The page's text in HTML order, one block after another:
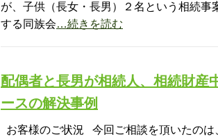
が、子供（長女・長男）２名という相続
する同族会…続きを読む
配偶者と長男が相続人、相続財産
ースの解決事例
お客様のご状況 今回ご相談を頂いたの